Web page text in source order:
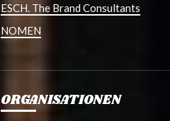
ESCH. The Brand Consultants
NOMEN
ORGANISATIONEN